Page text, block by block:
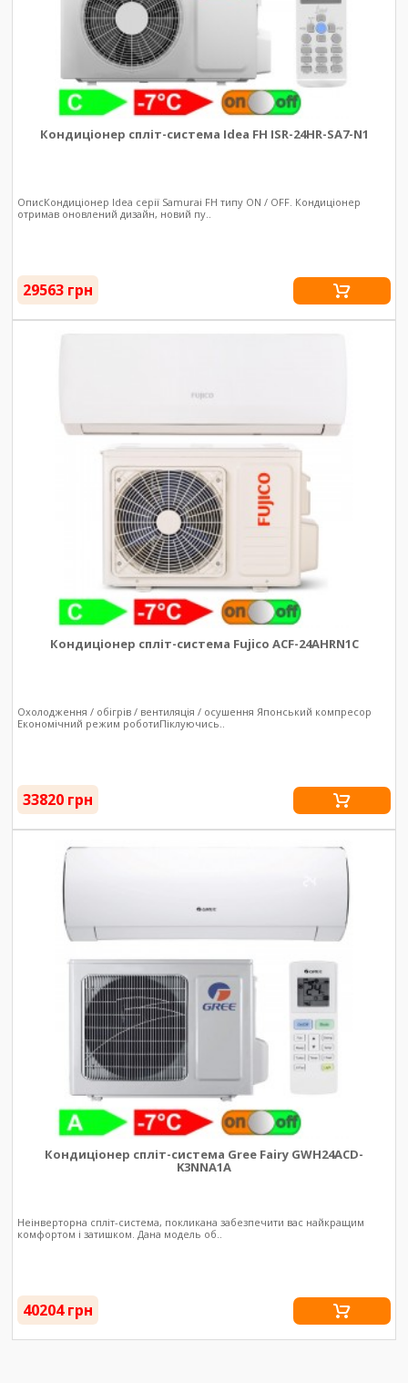
Кондиціонер спліт-система Idea FH ISR-24HR-SA7-N1
ОписКондиціонер Idea серії Samurai FH типу ON / OFF. Кондиціонер
отримав оновлений дизайн, новий пу..
29563 грн
Кондиціонер спліт-система Fujico ACF-24AHRN1C
Охолодження / обігрів / вентиляція / осушення Японський компресор
Економічний режим роботиПіклуючись..
33820 грн
Кондиціонер спліт-система Gree Fairy GWH24ACD-
K3NNA1A
Неінверторна спліт-система, покликана забезпечити вас найкращим
комфортом і затишком. Дана модель об..
40204 грн